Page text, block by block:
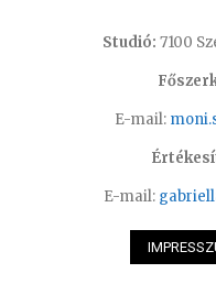
Studió: 7100
E-mail:
E-mail: